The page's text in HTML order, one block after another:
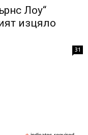
Лоу“
изцяло
31